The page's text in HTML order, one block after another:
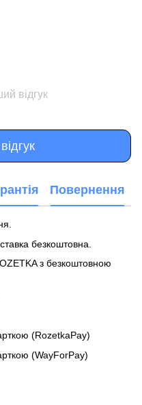
відгук
Повернення
безкоштовна.
з безкоштовною
(RozetkaPay)
(WayForPay)